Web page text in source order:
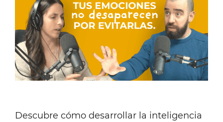
Descubre cómo desarrollar la inteligencia